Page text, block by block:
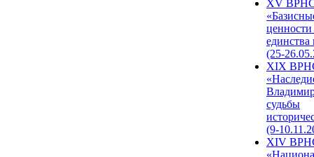
XV
единства
(25-
XIX
судьбы
(9-
XIV